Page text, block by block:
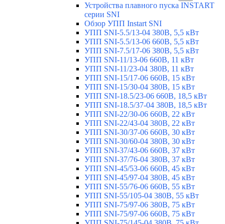
Устройства плавного пуска INSTART
серии SNI
Обзор УПП Instart SNI
УПП SNI-5.5/13-04 380В, 5,5 кВт
УПП SNI-5.5/13-06 660В, 5,5 кВт
УПП SNI-7.5/17-06 380В, 5,5 кВт
УПП SNI-11/13-06 660В, 11 кВт
УПП SNI-11/23-04 380В, 11 кВт
УПП SNI-15/17-06 660В, 15 кВт
УПП SNI-15/30-04 380В, 15 кВт
УПП SNI-18.5/23-06 660В, 18,5 кВт
УПП SNI-18.5/37-04 380В, 18,5 кВт
УПП SNI-22/30-06 660В, 22 кВт
УПП SNI-22/43-04 380В, 22 кВт
УПП SNI-30/37-06 660В, 30 кВт
УПП SNI-30/60-04 380В, 30 кВт
УПП SNI-37/43-06 660В, 37 кВт
УПП SNI-37/76-04 380В, 37 кВт
УПП SNI-45/53-06 660В, 45 кВт
УПП SNI-45/97-04 380В, 45 кВт
УПП SNI-55/76-06 660В, 55 кВт
УПП SNI-55/105-04 380В, 55 кВт
УПП SNI-75/97-06 380В, 75 кВт
УПП SNI-75/97-06 660В, 75 кВт